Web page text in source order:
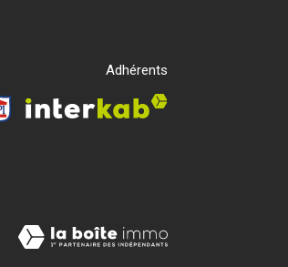
Adhérents